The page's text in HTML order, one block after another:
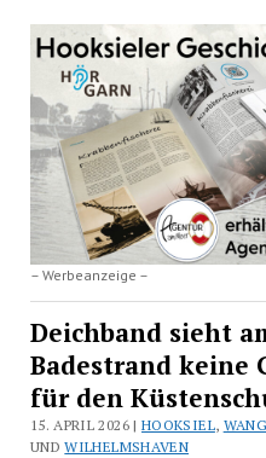
– Werbeanzeige –
Deichband sieht
Badestrand keine
für den
15. APRIL 2026 |HOOKSIEL,
UNDWILHELMSHAVEN